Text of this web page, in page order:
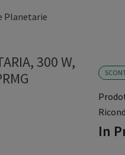
Planetarie
300 W,
In